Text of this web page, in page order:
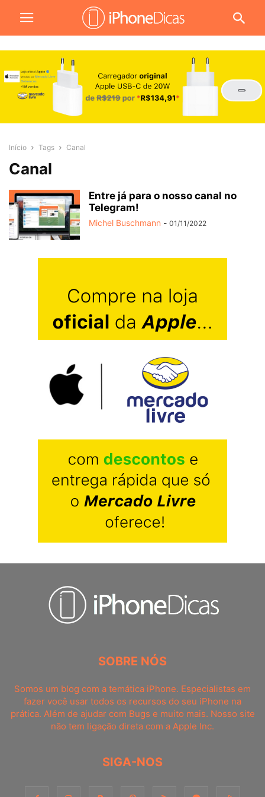
Início Tags Canal
Canal
Entre já para o nosso canal no
Telegram!
Michel Buschmann - 01/11/2022
SOBRE NÓS
Somos um blog com a temática iPhone. Especialistas em
fazer você usar todos os recursos do seu iPhone na
prática. Além de ajudar com Bugs e muito mais. Nosso site
não tem ligação direta com a Apple Inc.
SIGA-NOS